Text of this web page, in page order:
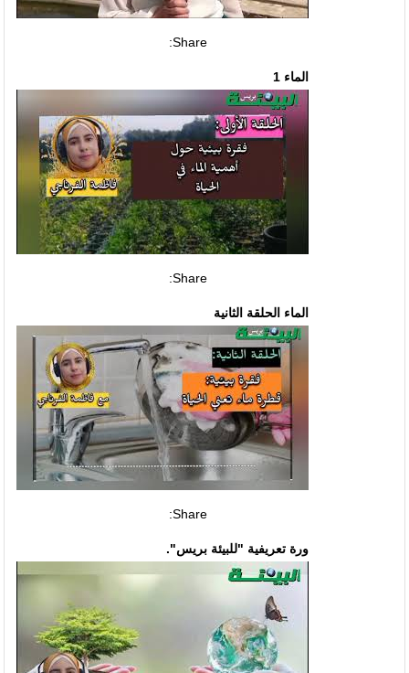
Share:
الماء 1
Share:
الماء الحلقة الثانية
Share:
ورة تعريفية "للبيئة بريس".